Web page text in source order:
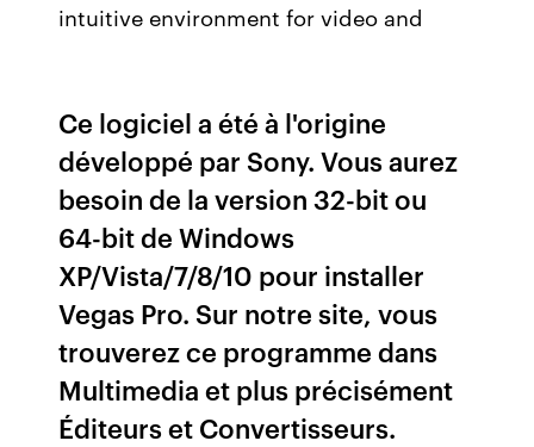
intuitive environment for video and
Ce logiciel a été à l'origine
développé par Sony. Vous aurez
besoin de la version 32-bit ou
64-bit de Windows
XP/Vista/7/8/10 pour installer
Vegas Pro. Sur notre site, vous
trouverez ce programme dans
Multimedia et plus précisément
Éditeurs et Convertisseurs.